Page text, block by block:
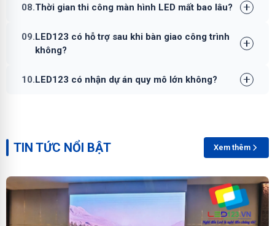
08.Thời gian thi công màn hình LED mất bao lâu?
09.LED123 có hỗ trợ sau khi bàn giao công trình
không?
10.LED123 có nhận dự án quy mô lớn không?
TIN TỨC NỔI BẬT Xem thêm